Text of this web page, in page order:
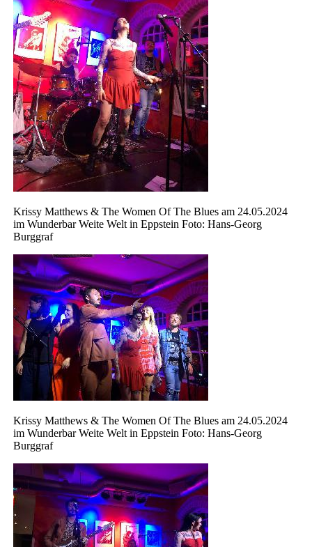
Krissy Matthews & The Women Of The Blues am 24.05.2024
im Wunderbar Weite Welt in Eppstein Foto: Hans-Georg
Burggraf
Krissy Matthews & The Women Of The Blues am 24.05.2024
im Wunderbar Weite Welt in Eppstein Foto: Hans-Georg
Burggraf